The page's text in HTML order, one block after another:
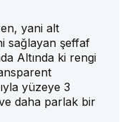
yani alt
sağlayan şeffaf
Altında ki rengi
yüzeye 3
daha parlak bir